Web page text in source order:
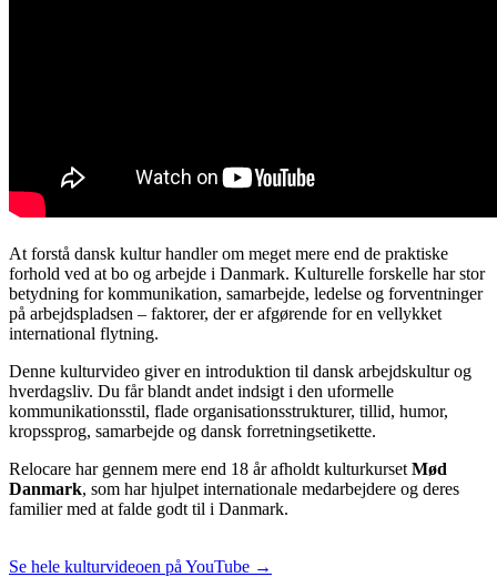
At forstå dansk kultur handler om meget mere end de praktiske
forhold ved at bo og arbejde i Danmark. Kulturelle forskelle har stor
betydning for kommunikation, samarbejde, ledelse og forventninger
på arbejdspladsen – faktorer, der er afgørende for en vellykket
international flytning.
Denne kulturvideo giver en introduktion til dansk arbejdskultur og
hverdagsliv. Du får blandt andet indsigt i den uformelle
kommunikationsstil, flade organisationsstrukturer, tillid, humor,
kropssprog, samarbejde og dansk forretningsetikette.
Relocare har gennem mere end 18 år afholdt kulturkurset Mød
Danmark, som har hjulpet internationale medarbejdere og deres
familier med at falde godt til i Danmark.
Se hele kulturvideoen på YouTube →